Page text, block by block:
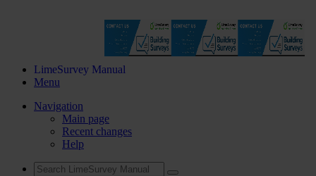
LimeSurvey Manual
Menu
Navigation
Main page
Recent changes
Help